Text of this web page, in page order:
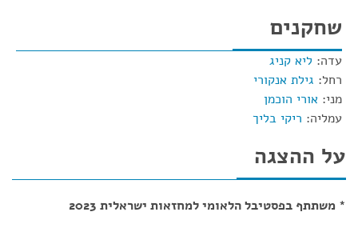
שחקנים
עדה: ליא קניג
רחל: גילת אנקורי
מני: אורי הוכמן
עמליה: ריקי בליך
על ההצגה
* משתתף בפסטיבל הלאומי למחזאות ישראלית 2023